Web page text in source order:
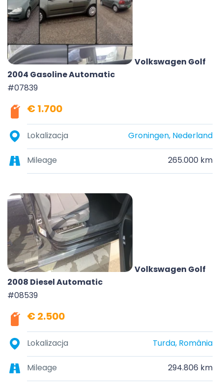
Volkswagen Golf
2004 Gasoline Automatic
#07839
€ 1.700
Lokalizacja Groningen, Nederland
Mileage 265.000 km
Volkswagen Golf
2008 Diesel Automatic
#08539
€ 2.500
Lokalizacja Turda, România
Mileage 294.806 km